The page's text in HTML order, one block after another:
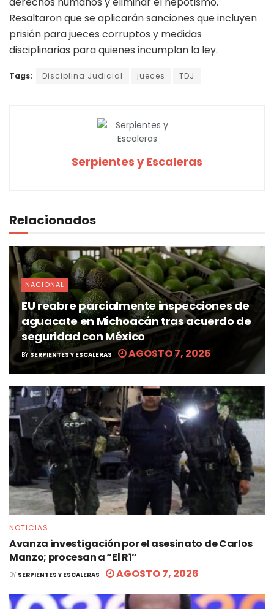
Resaltaron que se aplicarán sanciones que incluyen
prisión para jueces corruptos y medidas
disciplinarias para quienes incumplan la ley.
Tags: Disciplina Judicial jueces TDJ
Serpientes y Escaleras
Relacionados
NACIONAL
EU reabre parcialmente inspecciones de
aguacate en Michoacán tras acuerdo de
seguridad con México
BY SERPIENTES Y ESCALERAS AGOSTO 7, 2026
NOTICIAS
Avanza investigación por el asesinato de Carlos
Manzo; procesan a “El R1”
BY SERPIENTES Y ESCALERAS AGOSTO 7, 2026